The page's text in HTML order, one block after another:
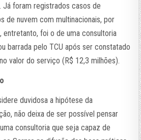
Já foram registrados casos de
de nuvem com multinacionais, por
entretanto, foi o de uma consultoria
barrada pelo TCU após ser constatado
valor do serviço (R$ 12,3 milhões).
duvidosa a hipótese da
não deixa de ser possível pensar
consultoria que seja capaz de